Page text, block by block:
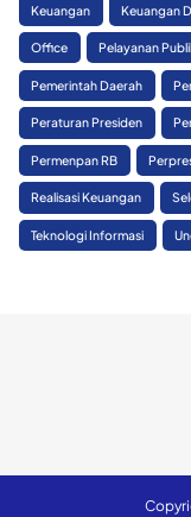
Keuangan Keuangan
Office Pelayanan
Pemerintah Daerah
Peraturan Presiden
Permenpan RB
Realisasi Keuangan
Teknologi Informasi